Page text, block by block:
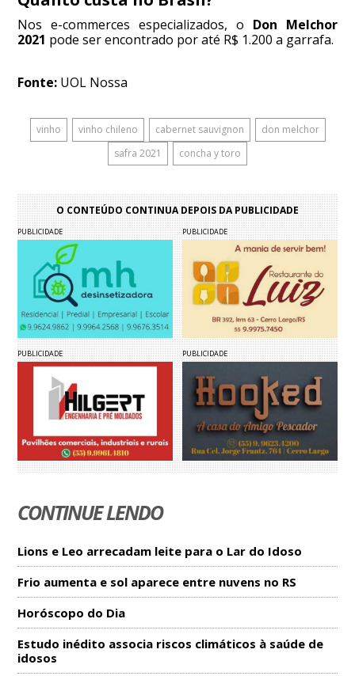
Nos e-commerces especializados, o Don Melchor
2021 pode ser encontrado por até R$ 1.200 a garrafa.
Fonte: UOL Nossa
vinho vinho chileno cabernet sauvignon
don melchor
safra 2021
concha y toro
O CONTEÚDO CONTINUA DEPOIS DA PUBLICIDADE
PUBLICIDADE PUBLICIDADE
PUBLICIDADE PUBLICIDADE
CONTINUE LENDO
Lions e Leo arrecadam leite para o Lar do Idoso
Frio aumenta e sol aparece entre nuvens no RS
Horóscopo do Dia
Estudo inédito associa riscos climáticos à saúde de
idosos